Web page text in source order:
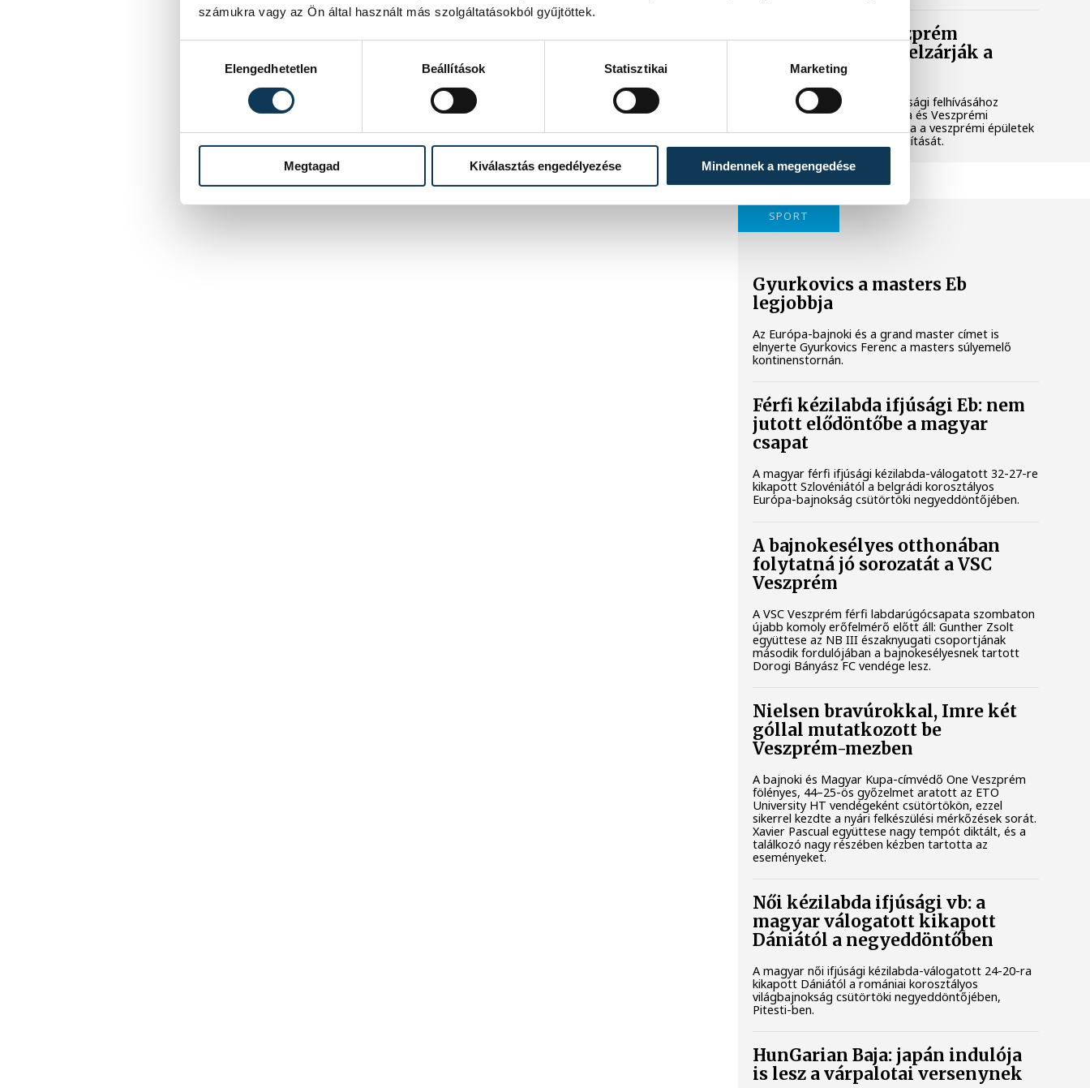
számukra vagy az Ön által használt más szolgáltatásokból gyűjtöttek.
Elengedhetetlen
Beállítások Statisztikai Marketing
Megtagad Kiválasztás engedélyezése Mindennek a megengedése
Lekapcsolják Veszprém
díszkivilágítását, elzárják a
szökőkutakat
A kormány energiatakarékossági felhívásához
csatlakozva Veszprém városa és Veszprémi
Főegyházmegye is lekapcsolta a veszprémi épületek
és nevezetességek díszkivilágítását.
SPORT
Gyurkovics a masters Eb
legjobbja
Az Európa-bajnoki és a grand master címet is
elnyerte Gyurkovics Ferenc a masters súlyemelő
kontinenstornán.
Férfi kézilabda ifjúsági Eb: nem
jutott elődöntőbe a magyar
csapat
A magyar férfi ifjúsági kézilabda-válogatott 32-27-re
kikapott Szlovéniától a belgrádi korosztályos
Európa-bajnokság csütörtöki negyeddöntőjében.
A bajnokesélyes otthonában
folytatná jó sorozatát a VSC
Veszprém
A VSC Veszprém férfi labdarúgócsapata szombaton
újabb komoly erőfelmérő előtt áll: Gunther Zsolt
együttese az NB III északnyugati csoportjának
második fordulójában a bajnokesélyesnek tartott
Dorogi Bányász FC vendége lesz.
Nielsen bravúrokkal, Imre két
góllal mutatkozott be
Veszprém-mezben
A bajnoki és Magyar Kupa-címvédő One Veszprém
fölényes, 44–25-ös győzelmet aratott az ETO
University HT vendégeként csütörtökön, ezzel
sikerrel kezdte a nyári felkészülési mérkőzések sorát.
Xavier Pascual együttese nagy tempót diktált, és a
találkozó nagy részében kézben tartotta az
eseményeket.
Női kézilabda ifjúsági vb: a
magyar válogatott kikapott
Dániától a negyeddöntőben
A magyar női ifjúsági kézilabda-válogatott 24-20-ra
kikapott Dániától a romániai korosztályos
világbajnokság csütörtöki negyeddöntőjében,
Pitesti-ben.
HunGarian Baja: japán indulója
is lesz a várpalotai versenynek